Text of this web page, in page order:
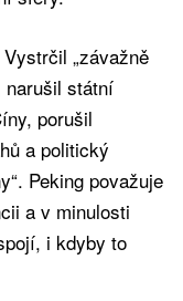
„závažně
státní
porušil
a politický
Peking považuje
a v minulosti
i kdyby to